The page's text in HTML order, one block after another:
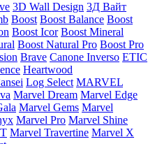
3D Wall Design 3Д Вайт
Boost Boost Balance Boost
Boost Icor Boost Mineral
Boost Natural Pro Boost Pro
Brave Canone Inverso ETIC
Heartwood
Log Select MARVEL
Marvel Dream Marvel Edge
Marvel Gems Marvel
Marvel Pro Marvel Shine
Marvel Travertine Marvel X